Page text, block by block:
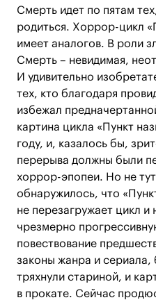
Смерть идет по пятам
родиться. Хоррор-цикл
имеет аналогов. В роли
Смерть – невидимая,
И удивительно
тех, кто благодаря
избежал
картина цикла «Пункт
году, и, казалось бы,
перерыва должны были
хоррор-эпопеи. Но не
обнаружилось, что
не перезагружает цикл и
чрезмерно
повествование
законы жанра и сериала,
тряхнули стариной, и
в прокате. Сейчас